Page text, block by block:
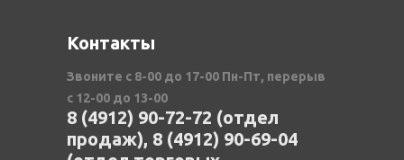
Контакты
Звоните с 8-00 до 17-00 Пн-Пт, перерыв
с 12-00 до 13-00
8 (4912) 90-72-72 (отдел
продаж), 8 (4912) 90-69-04